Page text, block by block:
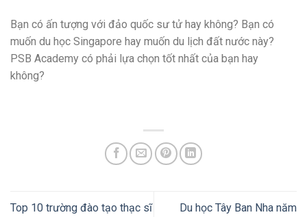
Bạn có ấn tượng với đảo quốc sư tử hay không? Bạn có
muốn du học Singapore hay muốn du lịch đất nước này?
PSB Academy có phải lựa chọn tốt nhất của bạn hay
không?
Top 10 trường đào tạo thạc sĩ
Du học Tây Ban Nha năm